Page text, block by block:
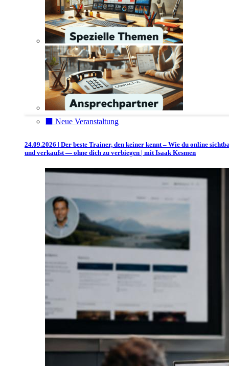
⬛️ Neue Veranstaltung
24.09.2026 | Der beste Trainer, den keiner kennt – Wie du online
und verkaufst — ohne dich zu verbiegen | mit Isaak Kesmen